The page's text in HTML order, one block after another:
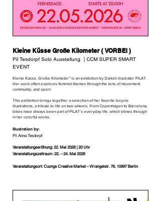
Kleine Küsse Große Kilometer ( VORBEI )
Pil Tesdorpf Solo Ausstellung | CCM SUPER SMART
EVENT
Kleine Küsse, Große Kilometer” is an exhibition by Danish illustrator PILAT.
Her work often explores feminist themes through the lens of movement,
community, and sport.
This exhibition brings together a selection of her favorite bicycle
illustrations, a tribute to life on two wheels. From Copenhagen to Barcelona,
bikes have always been part of PILAT’s everyday life, which shines through
in her colorful works.
Illustration by:
Pil Anna Tesdorpf
Veranstaltungseröfnung: 22. Mai 2026 | 20 Uhr
Veranstaltungszeitraum: 22. – 24. Mai 2026
Veranstaltungsort: Cuongs Creative Market – Wrangelstr. 76, 10997 Berlin